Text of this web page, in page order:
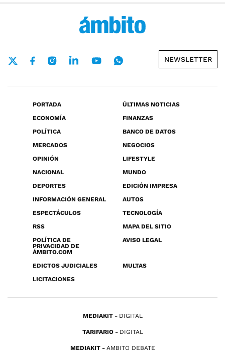
NEWSLETTER
PORTADA
ÚLTIMAS NOTICIAS
ECONOMÍA
FINANZAS
POLÍTICA
BANCO DE DATOS
MERCADOS
NEGOCIOS
OPINIÓN
LIFESTYLE
NACIONAL
MUNDO
DEPORTES
EDICIÓN IMPRESA
INFORMACIÓN GENERAL
AUTOS
ESPECTÁCULOS
TECNOLOGÍA
RSS
MAPA DEL SITIO
POLÍTICA DE
PRIVACIDAD DE
ÁMBITO.COM
AVISO LEGAL
EDICTOS JUDICIALES
MULTAS
LICITACIONES
MEDIAKIT DIGITAL
TARIFARIO DIGITAL
MEDIAKIT AMBITO DEBATE